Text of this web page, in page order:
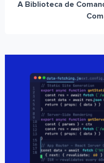
A Biblioteca de